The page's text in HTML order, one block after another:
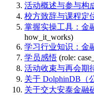
活动概述与参与构
校方致辞与课程定
掌握实操工具：金
how_it_works)
学习行业知识：金
学员感悟 (role:
活动收束与再会期
关于 DolphinDB（
关于交大安泰金融